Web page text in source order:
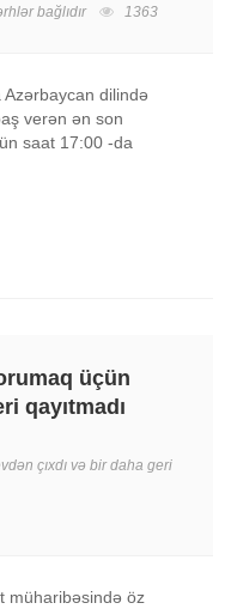
bağlıdır 1363
Azərbaycan dilində
verən ən son
saat 17:00 -da
üçün
qayıtmadı
çıxdı və bir daha geri
müharibəsində öz